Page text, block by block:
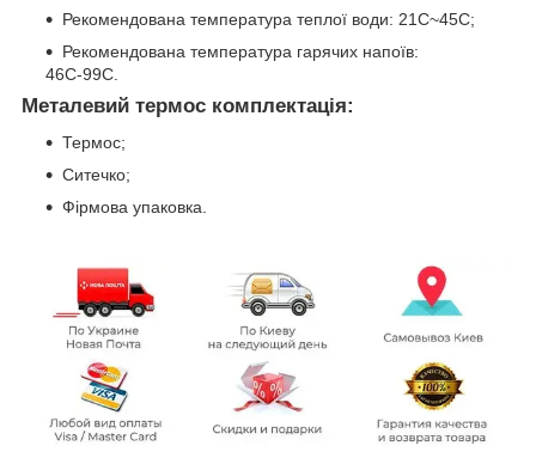
Рекомендована температура теплої води: 21С~45С;
Рекомендована температура гарячих напоїв:
46С-99С.
Металевий термос комплектація:
Термос;
Ситечко;
Фірмова упаковка.